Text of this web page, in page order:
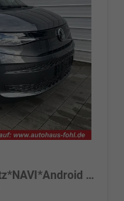
Business 2.0 TDI, DSG AHK*7 Sitz*NAVI*Android Auto*SHZ*Matrix*17"*Kamera*3Z Klimaauto*